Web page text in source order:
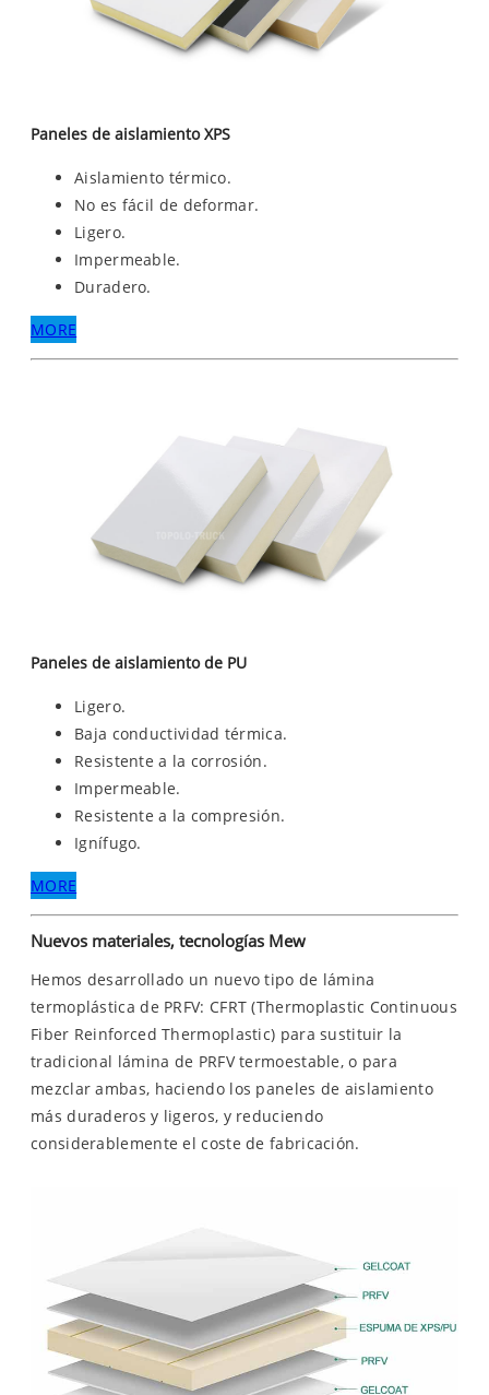
Paneles de aislamiento XPS
Aislamiento térmico.
No es fácil de deformar.
Ligero.
Impermeable.
Duradero.
MORE
Paneles de aislamiento de PU
Ligero.
Baja conductividad térmica.
Resistente a la corrosión.
Impermeable.
Resistente a la compresión.
Ignífugo.
MORE
Nuevos materiales, tecnologías Mew
Hemos desarrollado un nuevo tipo de lámina
termoplástica de PRFV: CFRT (Thermoplastic Continuous
Fiber Reinforced Thermoplastic) para sustituir la
tradicional lámina de PRFV termoestable, o para
mezclar ambas, haciendo los paneles de aislamiento
más duraderos y ligeros, y reduciendo
considerablemente el coste de fabricación.